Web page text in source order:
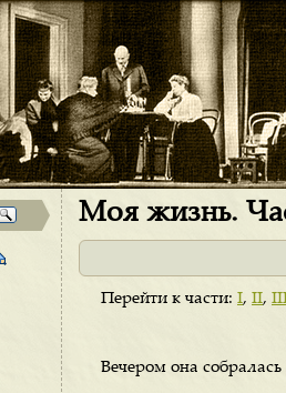
Моя жизнь.
Перейти к части: I, II,
Вечером она собралась